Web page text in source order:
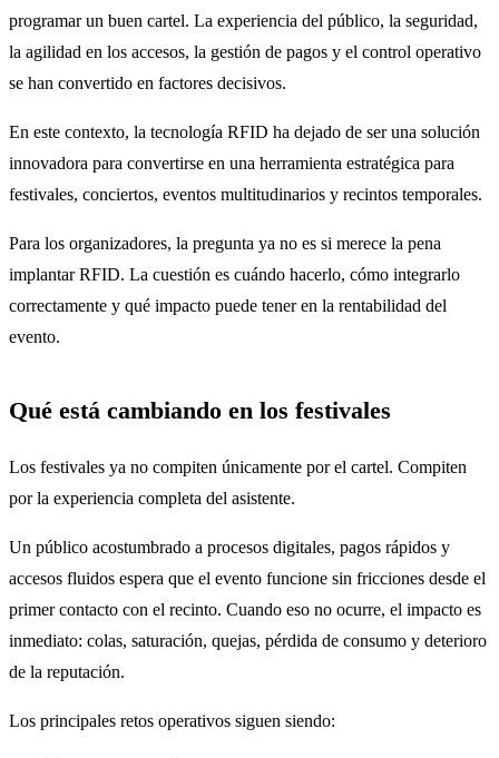
programar un buen cartel. La experiencia del público, la seguridad,
la agilidad en los accesos, la gestión de pagos y el control operativo
se han convertido en factores decisivos.
En este contexto, la tecnología RFID ha dejado de ser una solución
innovadora para convertirse en una herramienta estratégica para
festivales, conciertos, eventos multitudinarios y recintos temporales.
Para los organizadores, la pregunta ya no es si merece la pena
implantar RFID. La cuestión es cuándo hacerlo, cómo integrarlo
correctamente y qué impacto puede tener en la rentabilidad del
evento.
Qué está cambiando en los festivales
Los festivales ya no compiten únicamente por el cartel. Compiten
por la experiencia completa del asistente.
Un público acostumbrado a procesos digitales, pagos rápidos y
accesos fluidos espera que el evento funcione sin fricciones desde el
primer contacto con el recinto. Cuando eso no ocurre, el impacto es
inmediato: colas, saturación, quejas, pérdida de consumo y deterioro
de la reputación.
Los principales retos operativos siguen siendo: